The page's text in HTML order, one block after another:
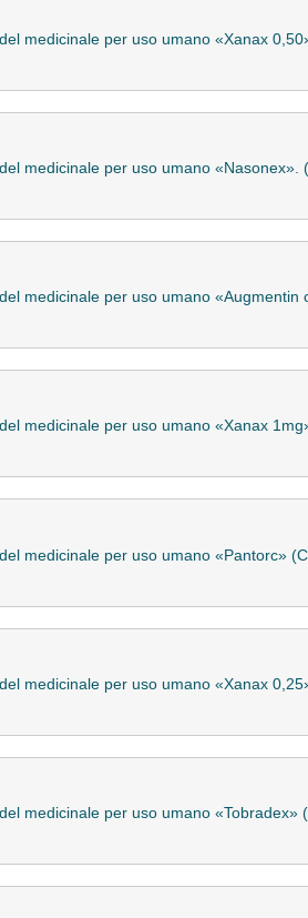
medicinale per uso umano «Xanax
medicinale per uso umano «Nasonex».
medicinale per uso umano «Augmentin
medicinale per uso umano «Xanax
medicinale per uso umano «Pantorc»
medicinale per uso umano «Xanax
medicinale per uso umano «Tobradex»